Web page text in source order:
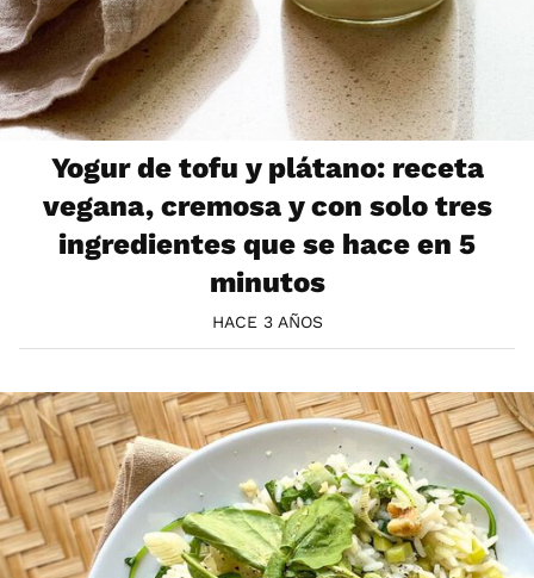
Yogur de tofu y plátano: receta
vegana, cremosa y con solo tres
ingredientes que se hace en 5
minutos
HACE 3 AÑOS